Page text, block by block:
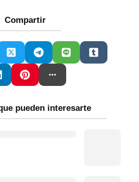
Compartir
pueden interesarte